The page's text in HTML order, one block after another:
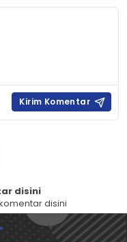
disini
disini